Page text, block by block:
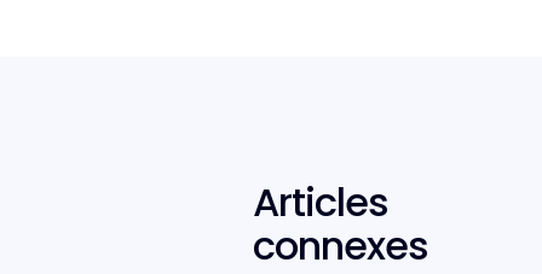
Articles
connexes